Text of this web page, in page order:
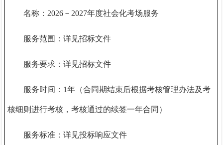
名称： 2026－2027年度社会化考场服务
服务范围：详见招标文件
服务要求：详见招标文件
服务时间： 1年（合同期结束后根据考核管理办法及考
核细则进行考核，考核通过的续签一年合同）
服务标准：详见投标响应文件